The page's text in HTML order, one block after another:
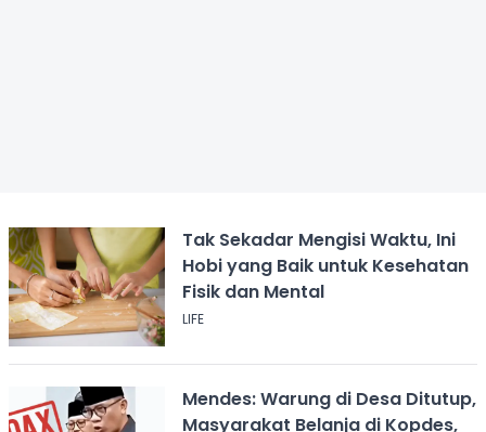
Tak Sekadar Mengisi Waktu, Ini
Hobi yang Baik untuk Kesehatan
Fisik dan Mental
LIFE
Mendes: Warung di Desa Ditutup,
Masyarakat Belanja di Kopdes,